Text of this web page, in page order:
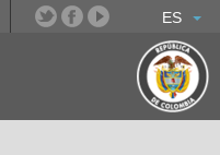
ES